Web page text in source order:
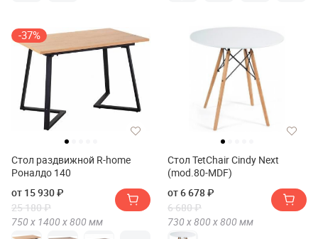
-37%
Стол раздвижной R-home
Роналдо 140
от 15 930 ₽
25 180 ₽
750 х 1400 х800 мм
Стол TetChair Cindy Next
(mod.80-MDF)
от 6 678 ₽
6 680 ₽
730 х800 х800 мм